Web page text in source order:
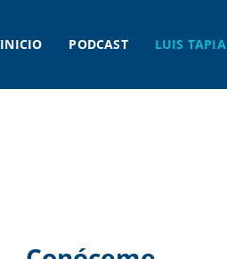
INICIO PODCAST LUIS TAPIA